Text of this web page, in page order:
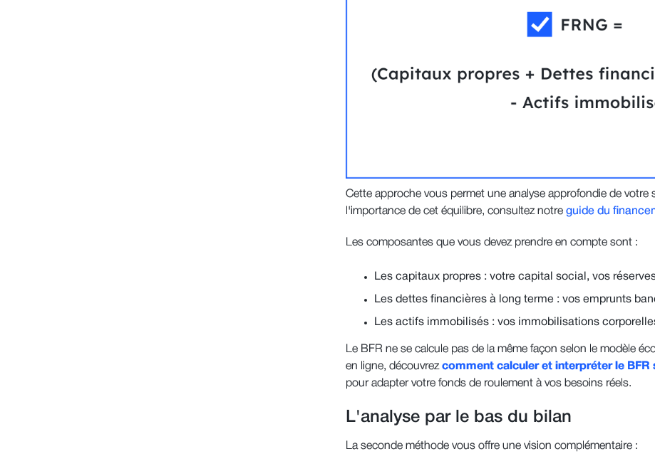
Cette approche vous permet une analyse approfondie de
l'importance de cet équilibre, consultez notre guide du
Les composantes que vous devez prendre en compte sont :
Les capitaux propres : votre capital social, vos
Les dettes financières à long terme : vos emprunts
Les actifs immobilisés : vos immobilisations
Le BFR ne se calcule pas de la même façon selon le modèle
en ligne, découvrez comment calculer et interpréter le
pour adapter votre fonds de roulement à vos besoins réels.
L'analyse par le bas du bilan
La seconde méthode vous offre une vision complémentaire :